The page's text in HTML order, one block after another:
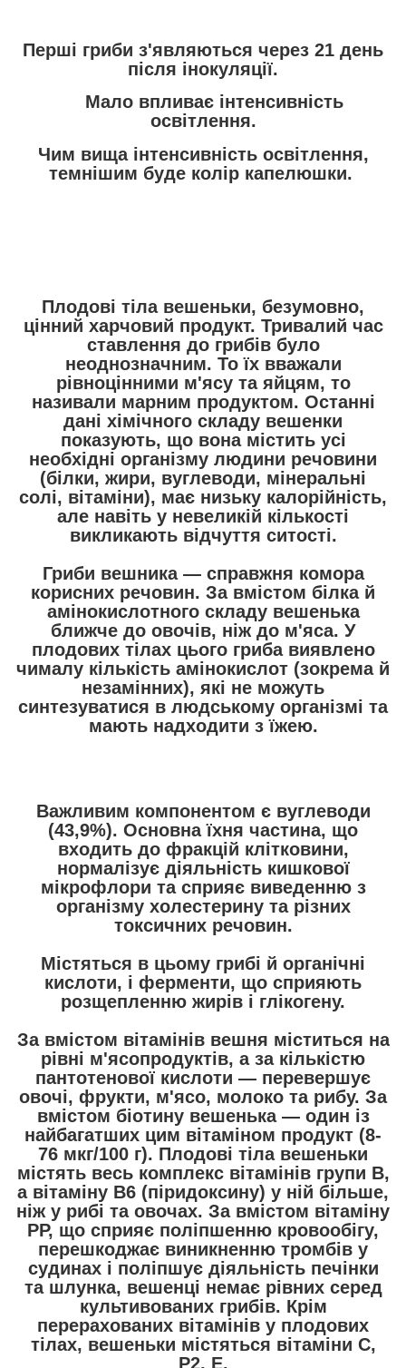
Перші гриби з'являються через 21 день
після інокуляції.
Мало впливає інтенсивність
освітлення.
Чим вища інтенсивність освітлення,
темнішим буде колір капелюшки.
Плодові тіла вешеньки, безумовно,
цінний харчовий продукт. Тривалий час
ставлення до грибів було
неоднозначним. То їх вважали
рівноцінними м'ясу та яйцям, то
називали марним продуктом. Останні
дані хімічного складу вешенки
показують, що вона містить усі
необхідні організму людини речовини
(білки, жири, вуглеводи, мінеральні
солі, вітаміни), має низьку калорійність,
але навіть у невеликій кількості
викликають відчуття ситості.
Гриби вешника — справжня комора
корисних речовин. За вмістом білка й
амінокислотного складу вешенька
ближче до овочів, ніж до м'яса. У
плодових тілах цього гриба виявлено
чималу кількість амінокислот (зокрема й
незамінних), які не можуть
синтезуватися в людському організмі та
мають надходити з їжею.
Важливим компонентом є вуглеводи
(43,9%). Основна їхня частина, що
входить до фракцій клітковини,
нормалізує діяльність кишкової
мікрофлори та сприяє виведенню з
організму холестерину та різних
токсичних речовин.
Містяться в цьому грибі й органічні
кислоти, і ферменти, що сприяють
розщепленню жирів і глікогену.
За вмістом вітамінів вешня міститься на
рівні м'ясопродуктів, а за кількістю
пантотенової кислоти — перевершує
овочі, фрукти, м'ясо, молоко та рибу. За
вмістом біотину вешенька — один із
найбагатших цим вітаміном продукт (8-
76 мкг/100 г). Плодові тіла вешеньки
містять весь комплекс вітамінів групи B,
а вітаміну В6 (піридоксину) у ній більше,
ніж у рибі та овочах. За вмістом вітаміну
РР, що сприяє поліпшенню кровообігу,
перешкоджає виникненню тромбів у
судинах і поліпшує діяльність печінки
та шлунка, вешенці немає рівних серед
культивованих грибів. Крім
перерахованих вітамінів у плодових
тілах, вешеньки містяться вітаміни С,
Р2, Е.